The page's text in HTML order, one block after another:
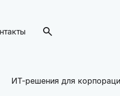
ИТ-решения для